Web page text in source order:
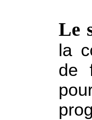
Le
la
de